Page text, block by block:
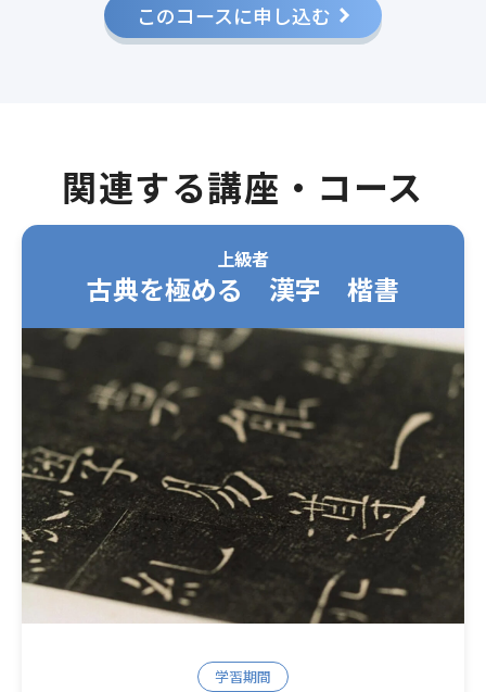
このコースに申し込む
関連する講座・コース
上級者
古典を極める 漢字 楷書
学習期間